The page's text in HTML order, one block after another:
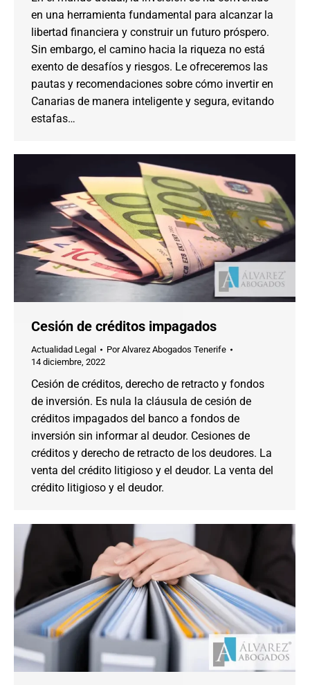
en una herramienta fundamental para alcanzar la
libertad financiera y construir un futuro próspero.
Sin embargo, el camino hacia la riqueza no está
exento de desafíos y riesgos. Le ofreceremos las
pautas y recomendaciones sobre cómo invertir en
Canarias de manera inteligente y segura, evitando
estafas…
Cesión de créditos impagados
Actualidad Legal PorAlvarez Abogados Tenerife
14 diciembre, 2022
Cesión de créditos, derecho de retracto y fondos
de inversión. Es nula la cláusula de cesión de
créditos impagados del banco a fondos de
inversión sin informar al deudor. Cesiones de
créditos y derecho de retracto de los deudores. La
venta del crédito litigioso y el deudor. La venta del
crédito litigioso y el deudor.